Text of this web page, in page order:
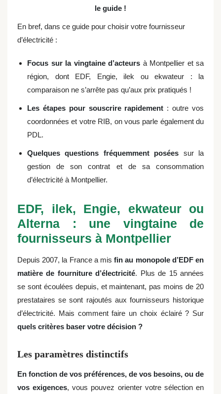
le guide !
En bref, dans ce guide pour choisir votre fournisseur
d’électricité :
Focus sur la vingtaine d’acteurs à Montpellier et sa
région, dont EDF, Engie, ilek ou ekwateur : la
comparaison ne s’arrête pas qu’aux prix pratiqués !
Les étapes pour souscrire rapidement : outre vos
coordonnées et votre RIB, on vous parle également du
PDL.
Quelques questions fréquemment posées sur la
gestion de son contrat et de sa consommation
d’électricité à Montpellier.
EDF, ilek, Engie, ekwateur ou
Alterna : une vingtaine de
fournisseurs à Montpellier
Depuis 2007, la France a misfin au monopole d’EDF en
matière de fourniture d’électricité. Plus de 15 années
se sont écoulées depuis, et maintenant, pas moins de 20
prestataires se sont rajoutés aux fournisseurs historique
d’électricité. Mais comment faire un choix éclairé ? Sur
quels critères baser votre décision ?
Les paramètres distinctifs
En fonction de vos préférences, de vos besoins, ou de
vos exigences, vous pouvez orienter votre sélection en